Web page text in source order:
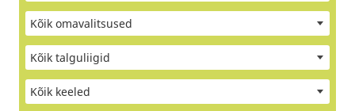
Kõik omavalitsused
Kõik talguliigid
Kõik keeled